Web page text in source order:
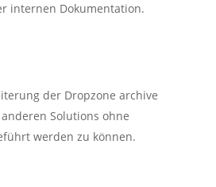
internen Dokumentation.
der Dropzone archive
Solutions ohne
werden zu können.